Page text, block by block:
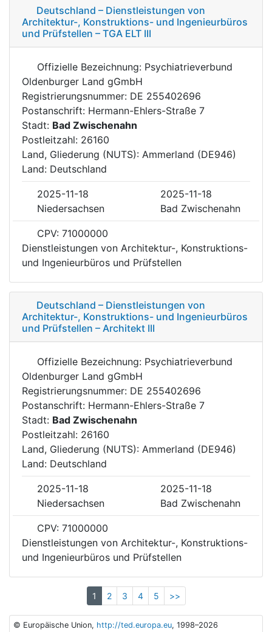
Deutschland – Dienstleistungen von
Architektur-, Konstruktions- und Ingenieurbüros
und Prüfstellen – TGA ELT III
Offizielle Bezeichnung: Psychiatrieverbund
Oldenburger Land gGmbH
Registrierungsnummer: DE 255402696
Postanschrift: Hermann-Ehlers-Straße 7
Stadt: Bad Zwischenahn
Postleitzahl: 26160
Land, Gliederung (NUTS): Ammerland (DE946)
Land: Deutschland
2025-11-18
2025-11-18
Niedersachsen
Bad Zwischenahn
CPV: 71000000
Dienstleistungen von Architektur-, Konstruktions-
und Ingenieurbüros und Prüfstellen
Deutschland – Dienstleistungen von
Architektur-, Konstruktions- und Ingenieurbüros
und Prüfstellen – Architekt III
Offizielle Bezeichnung: Psychiatrieverbund
Oldenburger Land gGmbH
Registrierungsnummer: DE 255402696
Postanschrift: Hermann-Ehlers-Straße 7
Stadt: Bad Zwischenahn
Postleitzahl: 26160
Land, Gliederung (NUTS): Ammerland (DE946)
Land: Deutschland
2025-11-18
2025-11-18
Niedersachsen
Bad Zwischenahn
CPV: 71000000
Dienstleistungen von Architektur-, Konstruktions-
und Ingenieurbüros und Prüfstellen
1 2 3 4 5 >>
© Europäische Union, http://ted.europa.eu, 1998–2026